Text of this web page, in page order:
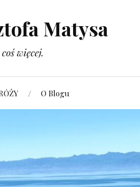
Matysa
więcej.
O Blogu